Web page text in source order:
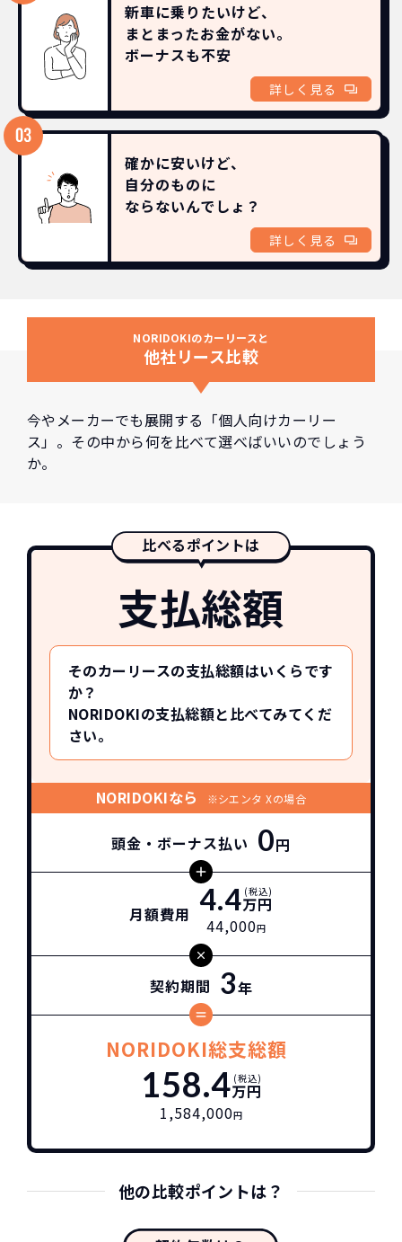
新車に乗りたいけど、
まとまったお金がない。
ボーナスも不安
詳しく見る
確かに安いけど、
自分のものに
ならないんでしょ？
詳しく見る
NORIDOKIのカーリースと
他社リース比較
今やメーカーでも展開する「個人向けカーリー
ス」。その中から何を比べて選べばいいのでしょう
か。
比べるポイントは
支払総額
そのカーリースの支払総額はいくらです
か？
NORIDOKIの支払総額と比べてみてくだ
さい。
NORIDOKIなら ※シエンタ Xの場合
頭金・ボーナス払い 0円
月額費用 4.4万円
(税込)
44,000円
契約期間 3年
NORIDOKI総支総額
158.4万円
(税込)
1,584,000円
他の比較ポイントは？